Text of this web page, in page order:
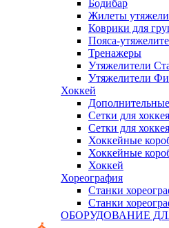
Бодибар
Жилеты
Коврики для
Пояса-
Тренажеры
Утяжелители
Утяжелители
Хоккей
Сетки для
Сетки для
Хоккейные
Хоккейные
Хоккей
Хореография
Станки
Станки
ОБОРУДОВАНИЕ